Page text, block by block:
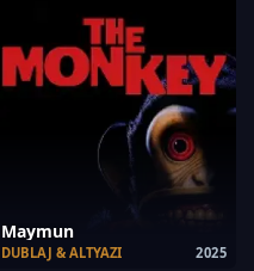
Maymun
2025
DUBLAJ & ALTYAZI